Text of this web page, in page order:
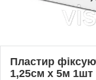
Пластир
1,25см х 5м 1шт